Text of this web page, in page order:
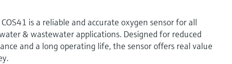
is a reliable and accurate oxygen sensor for all
& wastewater applications. Designed for reduced
and a long operating life, the sensor offers real value